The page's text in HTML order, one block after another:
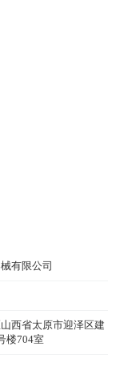
有限公司
西省太原市迎泽区建
楼704室